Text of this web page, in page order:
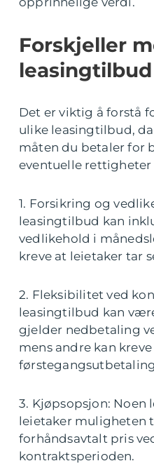
Forskjeller
leasingtilbud
Det er viktig å forstå
ulike leasingtilbud,
måten du betaler for
eventuelle rettigheter
1. Forsikring og
leasingtilbud kan
vedlikehold i
kreve at leietaker tar
2. Fleksibilitet ved
leasingtilbud kan
gjelder nedbetaling
mens andre kan
3. Kjøpsopsjon: Noen
leietaker muligheten
forhåndsavtalt pris
kontraktsperioden.